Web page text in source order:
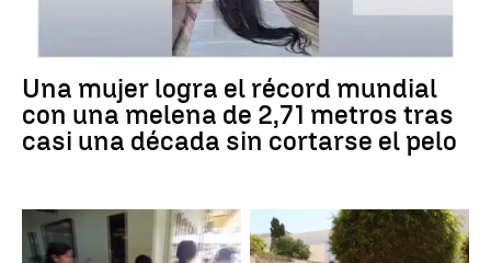
Una mujer logra el récord mundial
con una melena de 2,71 metros tras
casi una década sin cortarse el pelo